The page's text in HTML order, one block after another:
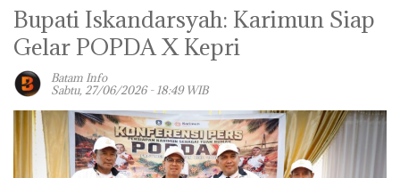
Bupati Iskandarsyah: Karimun Siap
Gelar POPDA X Kepri
Batam Info
Sabtu, 27/06/2026 - 18:49 WIB